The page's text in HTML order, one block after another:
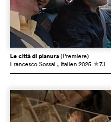
Le città di pianura(Premiere)
Francesco Sossai , Italien 2025 c7.1